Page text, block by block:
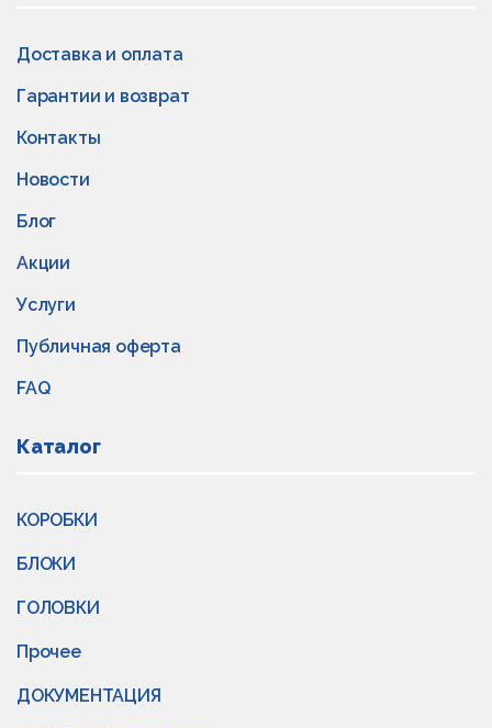
Доставка и оплата
Гарантии и возврат
Контакты
Новости
Блог
Акции
Услуги
Публичная оферта
FAQ
Каталог
КОРОБКИ
БЛОКИ
ГОЛОВКИ
Прочее
ДОКУМЕНТАЦИЯ